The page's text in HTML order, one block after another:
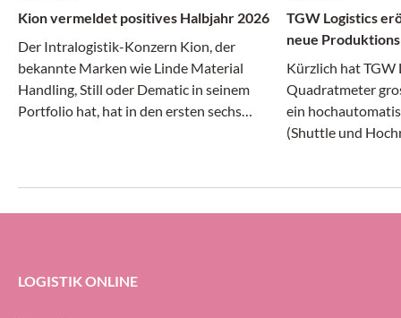
Kion vermeldet positives Halbjahr 2026
Der Intralogistik-Konzern Kion, der
bekannte Marken wie Linde Material
Handling, Still oder Dematic in seinem
Portfolio hat, hat in den ersten sechs
TGW Logistics
neue
Kürzlich hat TGW
Quadratmeter
ein
(Shuttle und
Produktionshalle
LOGISTIK ONLINE